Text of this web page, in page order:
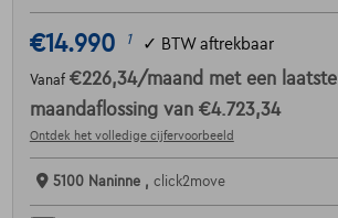
€14.990 1 ✓ BTW aftrekbaar
Vanaf €226,34/maand met een laatste
maandaflossing van €4.723,34
Ontdek het volledige cijfervoorbeeld
5100 Naninne , click2move